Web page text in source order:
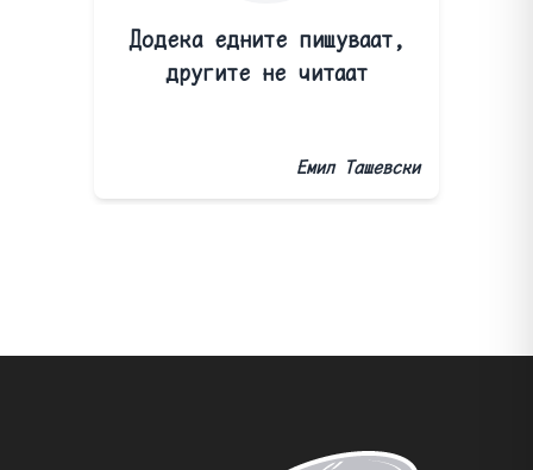
Додека едните пишуваат,
другите не читаат
Емил Ташевски